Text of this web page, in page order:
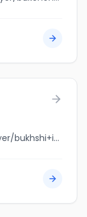
jobbank.gc.ca/browsejobs/employer/bukhshi+insulation+inc./ca